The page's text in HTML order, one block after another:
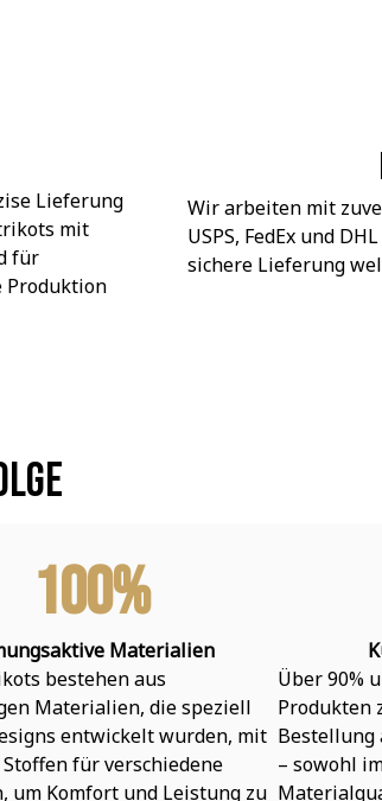
Lieferung
mit
für
Produktion
Wir arbeiten mit
USPS, FedEx und
sichere Lieferung
100%
Materialien
bestehen aus
Materialien, die speziell
entwickelt wurden, mit
für verschiedene
um Komfort und Leistung zu
Über 90%
Produkten
Bestellung
– sowohl